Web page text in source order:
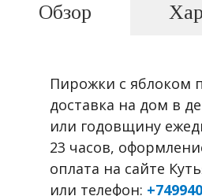
Обзор
Пирожки с яблоком
доставка на дом в
или годовщину
23 часов,
оплата на сайте
или телефон: